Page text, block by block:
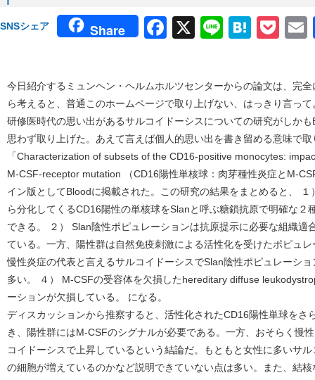
SNSシェア Share Facebook
X Line
今日紹介するミュンヘン・ヘルムホルツセンターからの論文は、完
ら考えると、普通このホームページで取り上げない、はっきり言っ
研修医時代の思い出があるサルコイドーシスについての研究がしか
思わず取り上げた。あえて言えば個人的思い出を書き留める意味で
「Characterization of subsets of the CD16-positive monocytes:
M-CSF-receptor mutation （CD16陽性単核球：肉芽種性炎症とM-
イン版としてBloodに掲載された。この研究の結果をまとめると、
ら分化してくるCD16陽性の単核球をSlanと呼ぶ糖鎖抗原で明確な２
できる。 ２） Slan陰性ポピュレーションは抗原提示に必要な組織適
ている。一方、陽性群は自然免疫刺激による活性化を受けたポピュ
慢性炎症の代表と言えるサルコイドーシスでSlan陰性ポピュレーシ
多い。 ４） M-CSFの受容体を欠損したhereditary diffuse
ーションが欠損している。 になる。
ディスカッションから推察すると、活性化されたCD16陽性単球をさ
き、陽性群にはM-CSFのシグナルが必要である。一方、おそらく慢
コイドーシスで上昇しているという結論だ。もともと女性に多いサ
の細胞が増えているのかなど説明できていない点は多い。また、結